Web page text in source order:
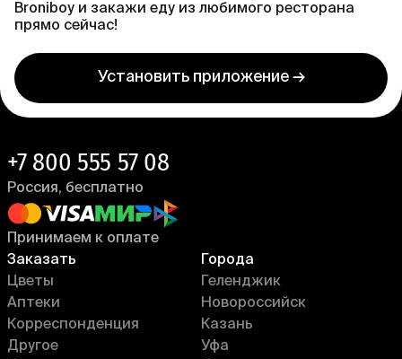
Broniboy и закажи еду из любимого ресторана
прямо сейчас!
Установить приложение →
Заказать
Цветы
Аптеки
Корреспонденция
Другое
Города
Геленджик
Новороссийск
Казань
Уфа
+7 800 555 57 08
Россия, бесплатно
Принимаем к оплате